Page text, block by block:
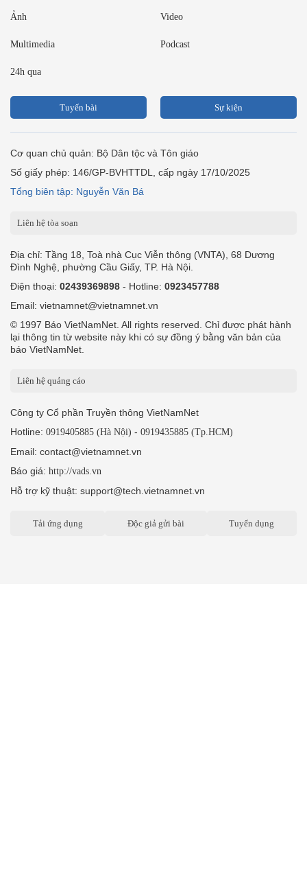
Ảnh Video
Multimedia Podcast
24h qua
Tuyến bài Sự kiện
Cơ quan chủ quản: Bộ Dân tộc và Tôn giáo
Số giấy phép: 146/GP-BVHTTDL, cấp ngày 17/10/2025
Tổng biên tập: Nguyễn Văn Bá
Liên hệ tòa soạn
Địa chỉ: Tầng 18, Toà nhà Cục Viễn thông (VNTA), 68 Dương
Đình Nghệ, phường Cầu Giấy, TP. Hà Nội.
Điện thoại: 02439369898 - Hotline: 0923457788
Email: vietnamnet@vietnamnet.vn
© 1997 Báo VietNamNet. All rights reserved. Chỉ được phát hành
lại thông tin từ website này khi có sự đồng ý bằng văn bản của
báo VietNamNet.
Liên hệ quảng cáo
Công ty Cổ phần Truyền thông VietNamNet
Hotline: 0919405885 (Hà Nội) - 0919435885 (Tp.HCM)
Email: contact@vietnamnet.vn
Báo giá: http://vads.vn
Hỗ trợ kỹ thuật: support@tech.vietnamnet.vn
Tải ứng dụng Độc giả gửi bài Tuyển dụng